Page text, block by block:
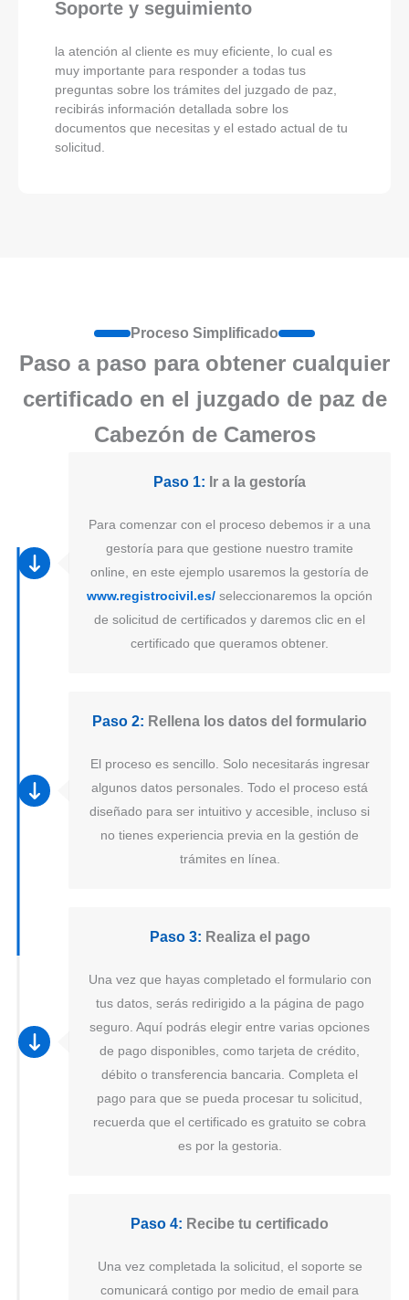
Soporte y seguimiento
la atención al cliente es muy eficiente, lo cual es
muy importante para responder a todas tus
preguntas sobre los trámites del juzgado de paz,
recibirás información detallada sobre los
documentos que necesitas y el estado actual de tu
solicitud.
Proceso Simplificado
Paso a paso para obtener cualquier
certificado en el juzgado de paz de
Cabezón de Cameros
Paso 1: Ir a la gestoría
Para comenzar con el proceso debemos ir a una
gestoría para que gestione nuestro tramite
online, en este ejemplo usaremos la gestoría de
www.registrocivil.es/ seleccionaremos la opción
de solicitud de certificados y daremos clic en el
certificado que queramos obtener.
Paso 2: Rellena los datos del formulario
El proceso es sencillo. Solo necesitarás ingresar
algunos datos personales. Todo el proceso está
diseñado para ser intuitivo y accesible, incluso si
no tienes experiencia previa en la gestión de
trámites en línea.
Paso 3: Realiza el pago
Una vez que hayas completado el formulario con
tus datos, serás redirigido a la página de pago
seguro. Aquí podrás elegir entre varias opciones
de pago disponibles, como tarjeta de crédito,
débito o transferencia bancaria. Completa el
pago para que se pueda procesar tu solicitud,
recuerda que el certificado es gratuito se cobra
es por la gestoria.
Paso 4: Recibe tu certificado
Una vez completada la solicitud, el soporte se
comunicará contigo por medio de email para